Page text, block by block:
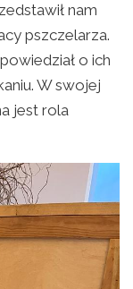
nam
pszczelarza.
o ich
W swojej
jest rola